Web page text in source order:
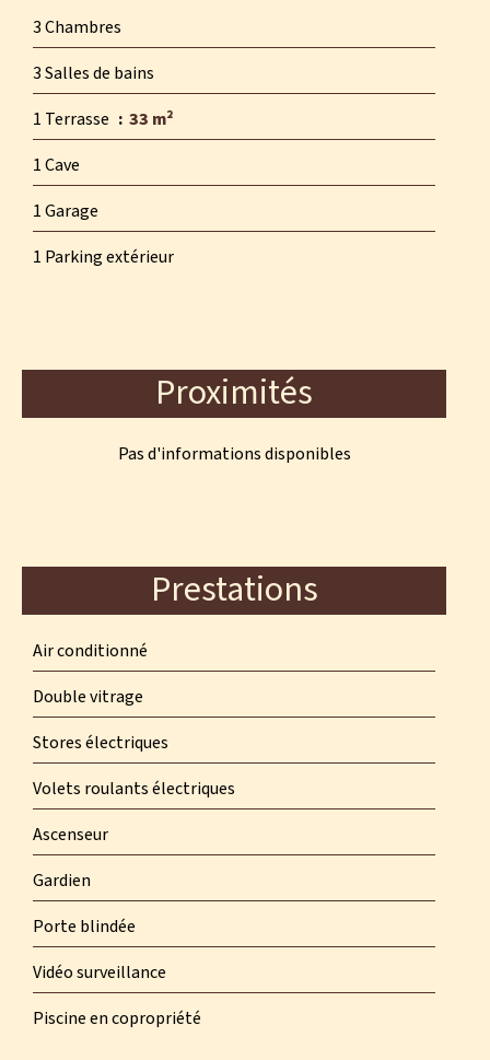
3 Chambres
3 Salles de bains
1 Terrasse
33 m²
1 Cave
1 Garage
1 Parking extérieur
Proximités
Pas d'informations disponibles
Prestations
Air conditionné
Double vitrage
Stores électriques
Volets roulants électriques
Ascenseur
Gardien
Porte blindée
Vidéo surveillance
Piscine en copropriété